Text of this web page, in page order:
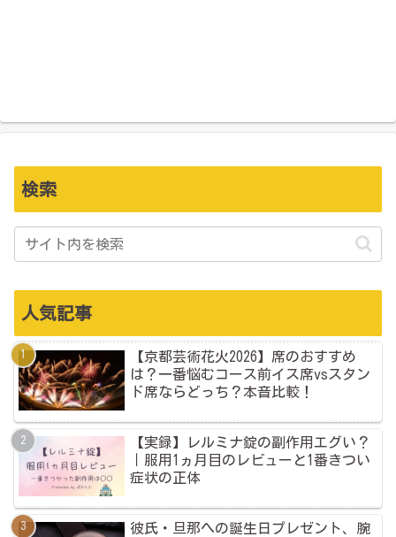
検索
人気記事
【京都芸術花火2026】席のおすすめ
は？一番悩むコース前イス席vsスタン
ド席ならどっち？本音比較！
【実録】レルミナ錠の副作用エグい？
｜服用1ヵ月目のレビューと1番きつい
症状の正体
彼氏・旦那への誕生日プレゼント、腕